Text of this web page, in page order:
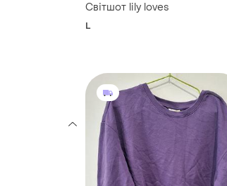
Світшот lily loves
L